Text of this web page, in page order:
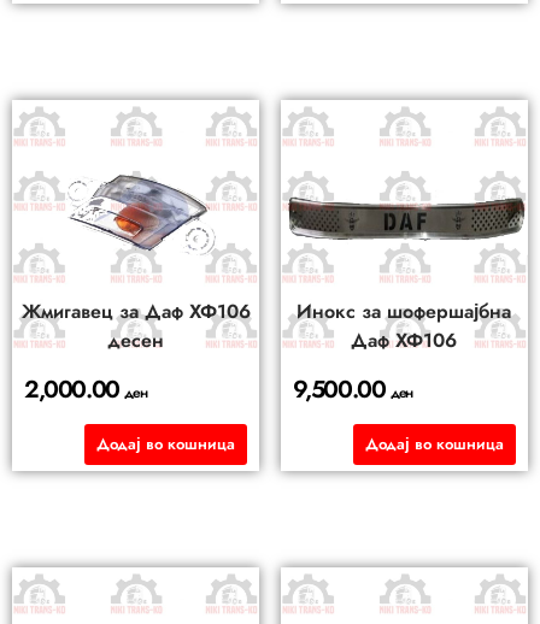
Жмигавец за Даф ХФ106
десен
2,000.00ден
Додај во кошница
Инокс за шофершајбна
Даф ХФ106
9,500.00 ден
Додај во кошница